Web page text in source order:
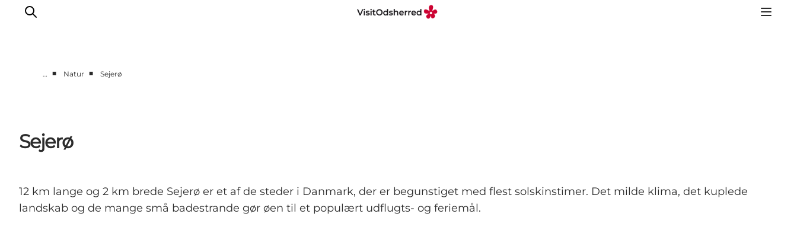
SPIS
OVERNAT
NYHEDSBREV
… ■ Natur ■ Sejerø
Sejerø
12 km lange og 2 km brede Sejerø er et af de steder i Danmark, der er begunstiget med flest solskinstimer. Det milde klima, det kuplede
landskab og de mange små badestrande gør øen til et populært udflugts- og feriemål.